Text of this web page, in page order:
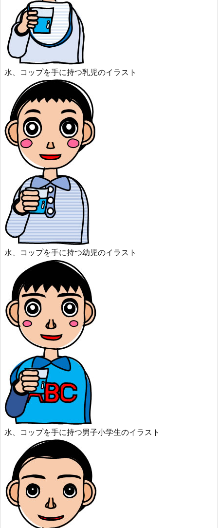
水、コップを手に持つ乳児のイラスト
水、コップを手に持つ幼児のイラスト
水、コップを手に持つ男子小学生のイラスト